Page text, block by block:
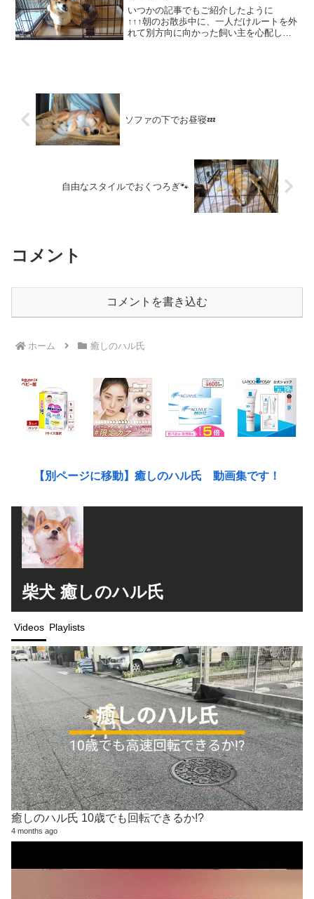
いつかの記事でもご紹介したように
↑↑↑朝のお散歩中に、一人だけルートを外
れて別方向に向かった飼い主を心配して
ソファの下でお昼寝💤
自由なスタイルでおくつろぎ🐾
コメント
コメントを書き込む
ホーム 癒しのハル氏
【別ページに移動】癒しのハル氏 動画集です！
柴犬 癒しのハル氏
Videos Playlists
癒しのハル氏 10歳でも回転できるか!?
4 months ago